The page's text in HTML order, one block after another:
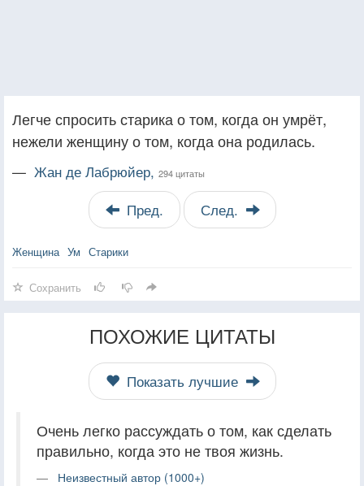
Легче спросить старика о том, когда он умрёт,
нежели женщину о том, когда она родилась.
— Жан де Лабрюйер, 294 цитаты
Пред. След.
Женщина Ум Старики
Сохранить
ПОХОЖИЕ ЦИТАТЫ
Показать лучшие
Очень легко рассуждать о том, как сделать
правильно, когда это не твоя жизнь.
Неизвестный автор (1000+)